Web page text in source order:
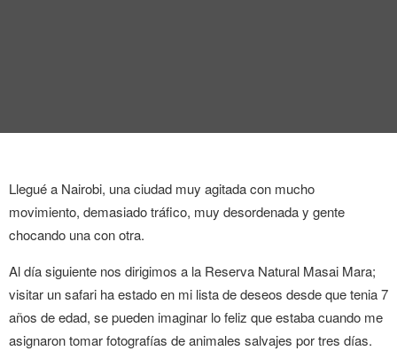
Llegué a Nairobi, una ciudad muy agitada con mucho
movimiento, demasiado tráfico, muy desordenada y gente
chocando una con otra.
Al día siguiente nos dirigimos a la Reserva Natural Masai Mara;
visitar un safari ha estado en mi lista de deseos desde que tenia 7
años de edad, se pueden imaginar lo feliz que estaba cuando me
asignaron tomar fotografías de animales salvajes por tres días.